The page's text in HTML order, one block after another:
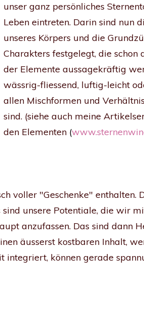
unser ganz persönliches
Leben eintreten. Darin sind nun
unseres Körpers und die
Charakters festgelegt, die schon
der Elemente aussagekräftig
wässrig-fliessend, luftig-leicht
allen Mischformen und
sind. (siehe auch meine
den Elementen(
voller "Geschenke" enthalten.
unsere Potentiale, die wir
anzufassen. Das sind dann
äusserst kostbaren Inhalt,
können gerade